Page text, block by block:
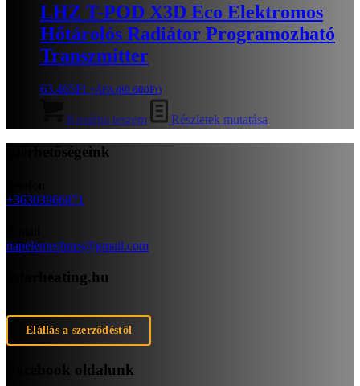
LHZ T-POD X3D Eco Elektromos
Hőtárolós Radiátor Programozható
Transzmitter
63.465Ft +ÁFA (80.600Ft)
Kosárba teszem Részletek mutatása
Elérhetőségeink
+36303966871
napelemesfutes@gmail.com
solarheating.hu
Elállás a szerződéstől
Facebook oldalunk